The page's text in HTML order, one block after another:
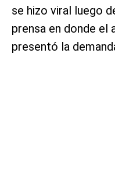
se hizo viral luego
prensa en donde el
presentó la